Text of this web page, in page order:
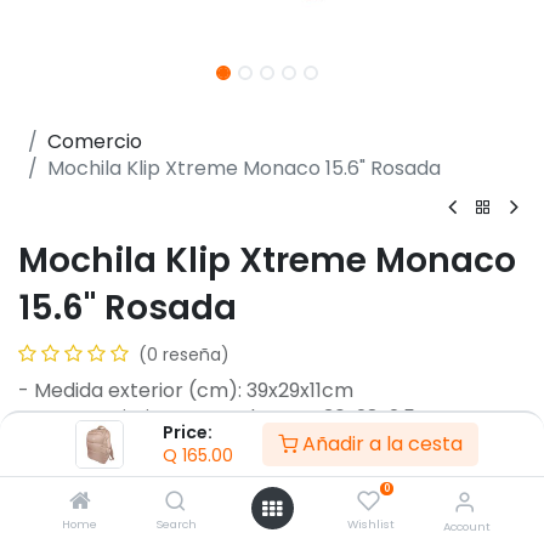
Price:
Q 165.00 Añadir a la cesta
Home Search
0
Wishlist Account
Comercio
Mochila Klip Xtreme Monaco 15.6" Rosada
Mochila Klip Xtreme Monaco
15.6" Rosada
(0 reseña)
- Medida exterior (cm): 39x29x11cm
- Compartimiento para laptop: 30x28x2.5cm
- Dos compartimientos principales para
almacenamiento
- Bolsillo interno con cierre: + 3 bolsillos
organizadores